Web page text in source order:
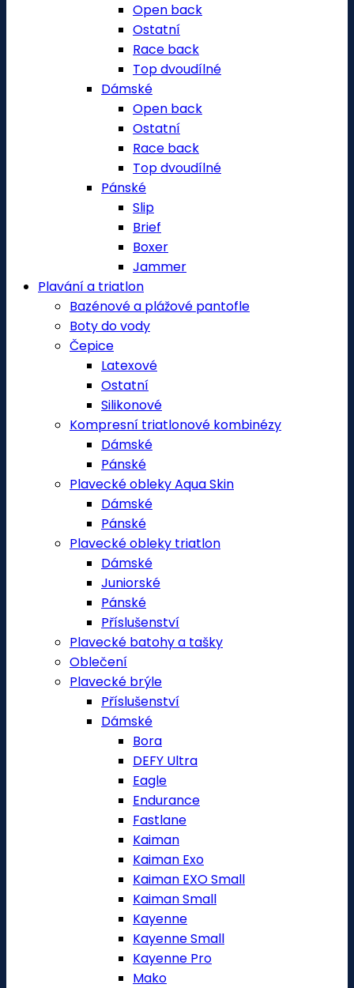
Open back
Ostatní
Race back
Top dvoudílné
Dámské
Open back
Ostatní
Race back
Top dvoudílné
Pánské
Slip
Brief
Boxer
Jammer
Plavání a triatlon
Bazénové a plážové pantofle
Boty do vody
Čepice
Latexové
Ostatní
Silikonové
Kompresní triatlonové kombinézy
Dámské
Pánské
Plavecké obleky Aqua Skin
Dámské
Pánské
Plavecké obleky triatlon
Dámské
Juniorské
Pánské
Příslušenství
Plavecké batohy a tašky
Oblečení
Plavecké brýle
Příslušenství
Dámské
Bora
DEFY Ultra
Eagle
Endurance
Fastlane
Kaiman
Kaiman Exo
Kaiman EXO Small
Kaiman Small
Kayenne
Kayenne Small
Kayenne Pro
Mako